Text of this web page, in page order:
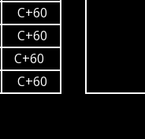
C+60
C+60
C+60
C+60